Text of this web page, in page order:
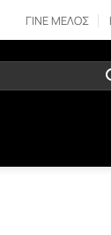
ΓΙΝΕ ΜΕΛΟΣ